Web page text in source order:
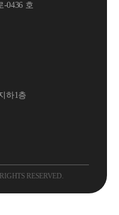
-0436 호
하1층
RESERVED.